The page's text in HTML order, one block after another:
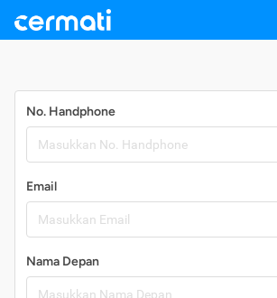
No. Handphone
Email
Nama Depan